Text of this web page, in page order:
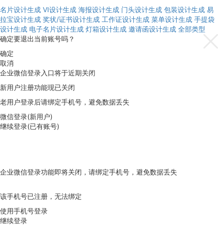
名片设计生成 VI设计生成 海报设计生成 门头设计生成 包装设计生成 易
拉宝设计生成 奖状/证书设计生成 工作证设计生成 菜单设计生成 手提袋
设计生成 电子名片设计生成 灯箱设计生成 邀请函设计生成 全部类型
确定要退出当前账号吗？
确定
取消
企业微信登录入口将于近期关闭
新用户注册功能现已关闭
老用户登录后请绑定手机号，避免数据丢失
微信登录(新用户)
继续登录(已有账号)
企业微信登录功能即将关闭，请绑定手机号，避免数据丢失
该手机号已注册，无法绑定
使用手机号登录
继续登录